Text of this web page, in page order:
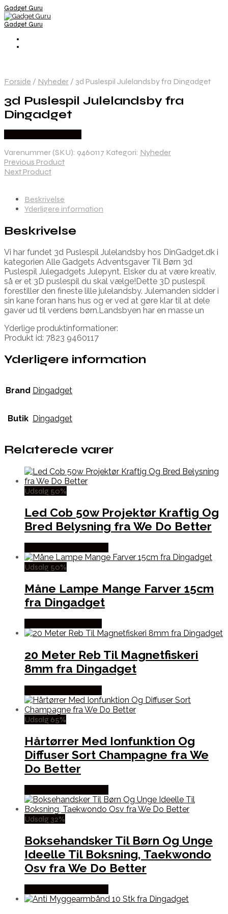
Gadget Guru
Gadget Guru
Forside / Nyheder / 3d Puslespil Julelandsby fra Dingadget
3d Puslespil Julelandsby fra
Dingadget
Varenummer (SKU): 9460117 Kategori: Nyheder
Previous Product
Next Product
Beskrivelse
Yderligere information
Beskrivelse
Vi har fundet 3d Puslespil Julelandsby hos DinGadget.dk i
kategorien Alle Gadgets Adventsgaver Til Børn 3d
Puslespil Julegadgets Julepynt. Elsker du at være kreativ,
så er et 3D puslespil du skal vælge!Dette 3D puslespil
forestiller den fineste lille julelandsby. Julemanden sidder i
sin kane foran hans hus og er ved at gøre klar til at dele
gaver ud til verdens børn.Landsbyen har en masse un
Yderlige produktinformationer:
Produkt id: 7823 9460117
Yderligere information
Brand Dingadget
Butik Dingadget
Relaterede varer
Udsalg 50%
Led Cob 50w Projektør Kraftig Og
Bred Belysning fra We Do Better
Udsalg 50%
Måne Lampe Mange Farver 15cm
fra Dingadget
20 Meter Reb Til Magnetfiskeri
8mm fra Dingadget
Udsalg 65%
Hårtørrer Med Ionfunktion Og
Diffuser Sort Champagne fra We
Do Better
Udsalg 32%
Boksehandsker Til Børn Og Unge
Ideelle Til Boksning, Taekwondo
Osv fra We Do Better